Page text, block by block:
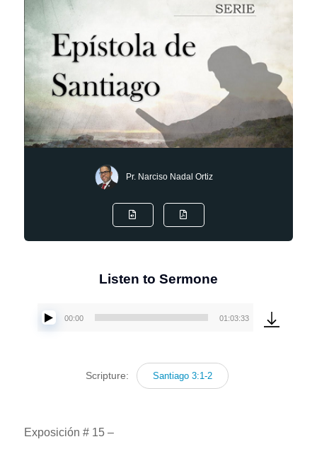
Pr. Narciso Nadal Ortiz
Listen to Sermone
Reproductor
audio
00:00 01:03:33
Scripture: Santiago 3:1-2
Exposición # 15 –